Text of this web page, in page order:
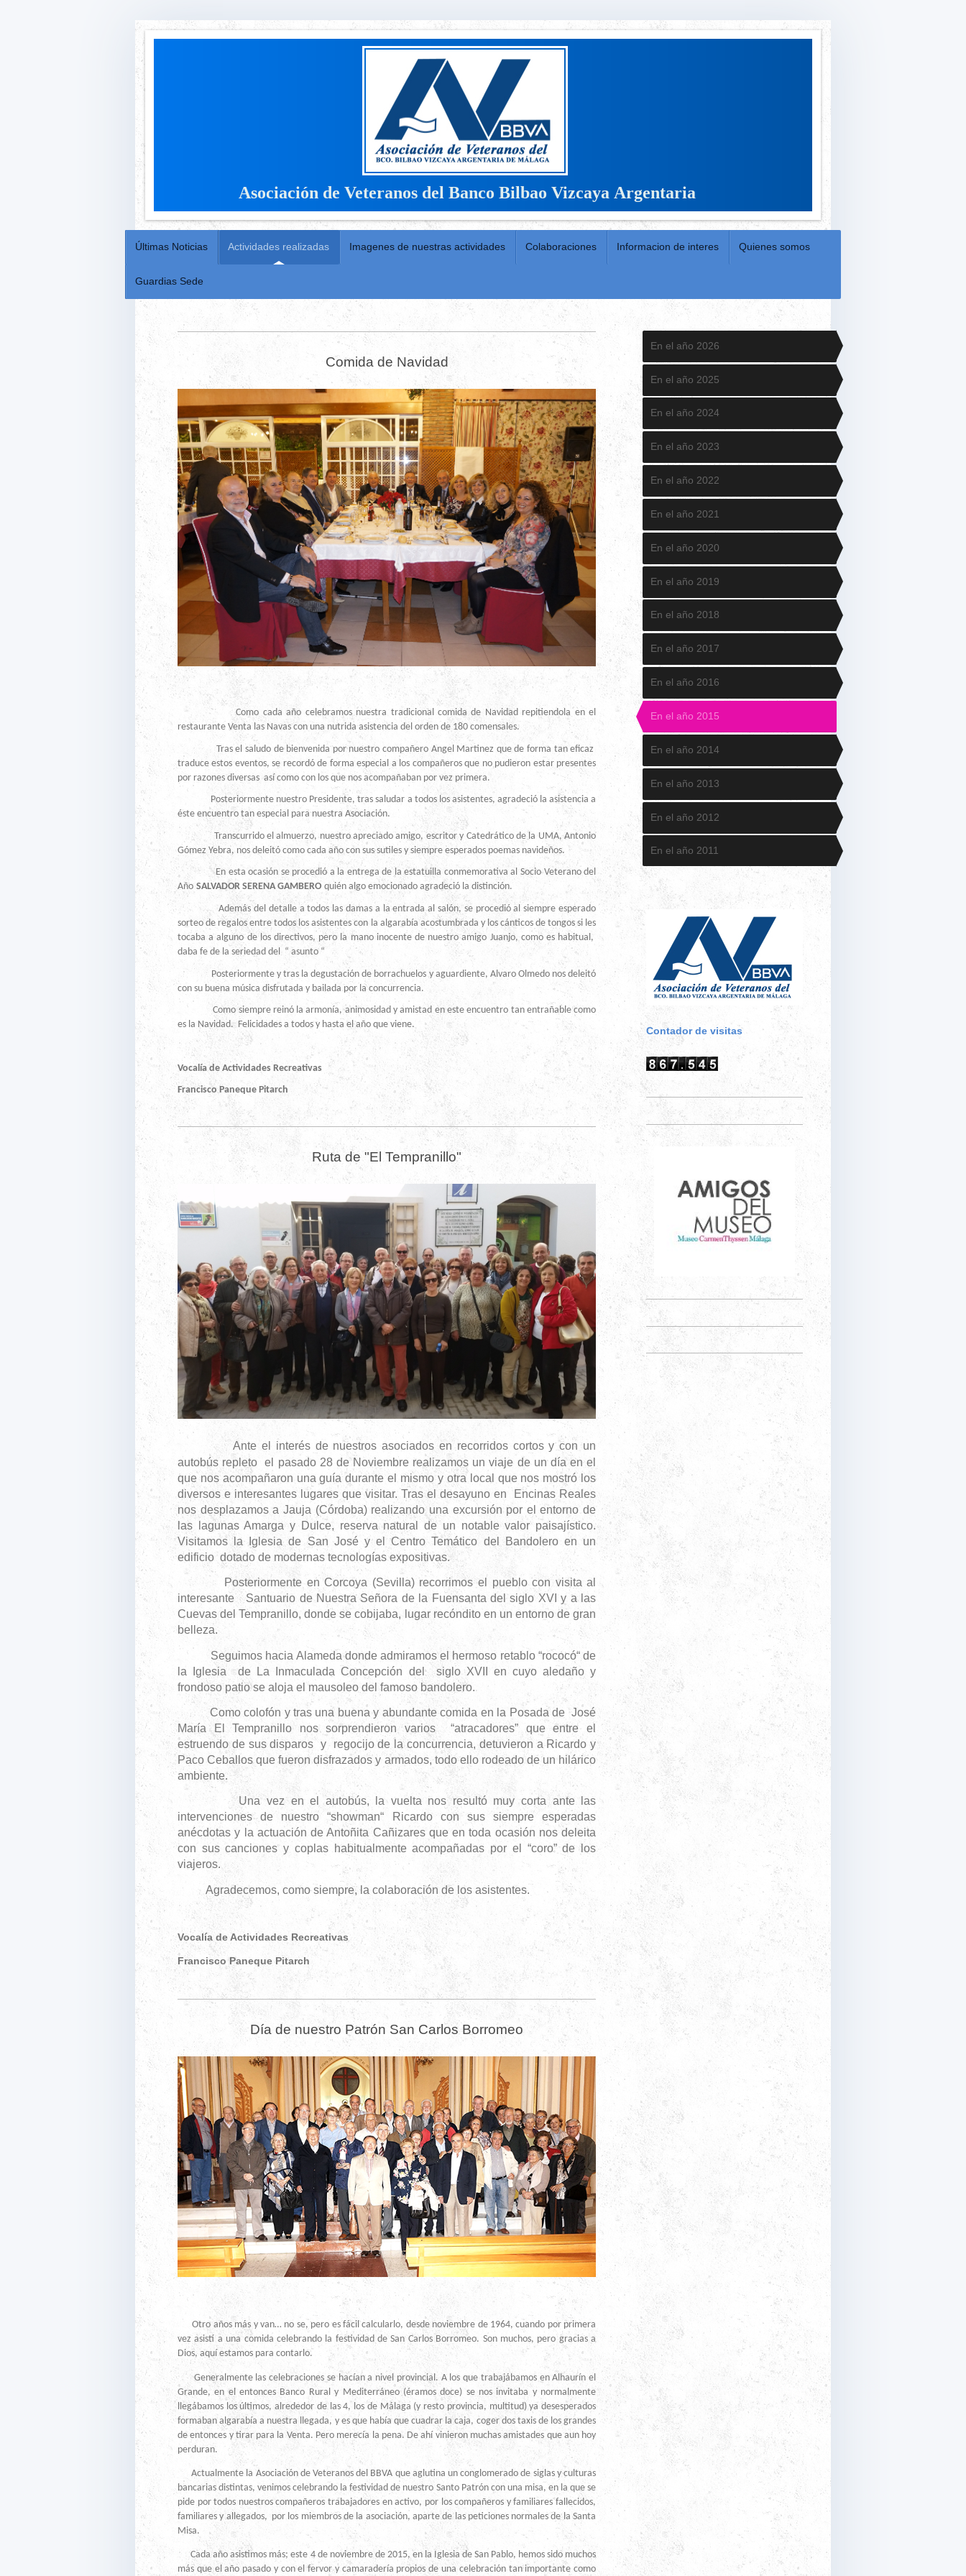
Asociación de Veteranos del Banco Bilbao Vizcaya Argentaria
Últimas Noticias Actividades realizadas Imagenes de nuestras actividades Colaboraciones Informacion de interes Quienes somos
Guardias Sede
Comida de Navidad
Como cada año celebramos nuestra tradicional comida de Navidad repitiendola en el
restaurante Venta las Navas con una nutrida asistencia del orden de 180 comensales.
Tras el saludo de bienvenida por nuestro compañero Angel Martinez que de forma tan eficaz
traduce estos eventos, se recordó de forma especial a los compañeros que no pudieron estar presentes
por razones diversas así como con los que nos acompañaban por vez primera.
Posteriormente nuestro Presidente, tras saludar a todos los asistentes, agradeció la asistencia a
éste encuentro tan especial para nuestra Asociación.
Transcurrido el almuerzo, nuestro apreciado amigo, escritor y Catedrático de la UMA, Antonio
Gómez Yebra, nos deleitó como cada año con sus sutiles y siempre esperados poemas navideños.
En esta ocasión se procedió a la entrega de la estatuilla conmemorativa al Socio Veterano del
Año SALVADOR SERENA GAMBERO quién algo emocionado agradeció la distinción.
Además del detalle a todos las damas a la entrada al salón, se procedió al siempre esperado
sorteo de regalos entre todos los asistentes con la algarabía acostumbrada y los cánticos de tongos si les
tocaba a alguno de los directivos, pero la mano inocente de nuestro amigo Juanjo, como es habitual,
daba fe de la seriedad del “ asunto “
Posteriormente y tras la degustación de borrachuelos y aguardiente, Alvaro Olmedo nos deleitó
con su buena música disfrutada y bailada por la concurrencia.
Como siempre reinó la armonía, animosidad y amistad en este encuentro tan entrañable como
es la Navidad. Felicidades a todos y hasta el año que viene.
Vocalía de Actividades Recreativas
Francisco Paneque Pitarch
Ruta de "El Tempranillo"
Ante el interés de nuestros asociados en recorridos cortos y con un
autobús repleto el pasado 28 de Noviembre realizamos un viaje de un día en el
que nos acompañaron una guía durante el mismo y otra local que nos mostró los
diversos e interesantes lugares que visitar. Tras el desayuno en Encinas Reales
nos desplazamos a Jauja (Córdoba) realizando una excursión por el entorno de
las lagunas Amarga y Dulce, reserva natural de un notable valor paisajístico.
Visitamos la Iglesia de San José y el Centro Temático del Bandolero en un
edificio dotado de modernas tecnologías expositivas.
Posteriormente en Corcoya (Sevilla) recorrimos el pueblo con visita al
interesante Santuario de Nuestra Señora de la Fuensanta del siglo XVI y a las
Cuevas del Tempranillo, donde se cobijaba, lugar recóndito en un entorno de gran
belleza.
Seguimos hacia Alameda donde admiramos el hermoso retablo “rococó“ de
la Iglesia de La Inmaculada Concepción del siglo XVII en cuyo aledaño y
frondoso patio se aloja el mausoleo del famoso bandolero.
Como colofón y tras una buena y abundante comida en la Posada de José
María El Tempranillo nos sorprendieron varios “atracadores” que entre el
estruendo de sus disparos y regocijo de la concurrencia, detuvieron a Ricardo y
Paco Ceballos que fueron disfrazados y armados, todo ello rodeado de un hilárico
ambiente.
Una vez en el autobús, la vuelta nos resultó muy corta ante las
intervenciones de nuestro “showman“ Ricardo con sus siempre esperadas
anécdotas y la actuación de Antoñita Cañizares que en toda ocasión nos deleita
con sus canciones y coplas habitualmente acompañadas por el “coro” de los
viajeros.
Agradecemos, como siempre, la colaboración de los asistentes.
Vocalía de Actividades Recreativas
Francisco Paneque Pitarch
Día de nuestro Patrón San Carlos Borromeo
Otro años más y van… no se, pero es fácil calcularlo, desde noviembre de 1964, cuando por primera
vez asistí a una comida celebrando la festividad de San Carlos Borromeo. Son muchos, pero gracias a
Dios, aquí estamos para contarlo.
Generalmente las celebraciones se hacían a nivel provincial. A los que trabajábamos en Alhaurín el
Grande, en el entonces Banco Rural y Mediterráneo (éramos doce) se nos invitaba y normalmente
llegábamos los últimos, alrededor de las 4, los de Málaga (y resto provincia, multitud) ya desesperados
formaban algarabía a nuestra llegada, y es que había que cuadrar la caja, coger dos taxis de los grandes
de entonces y tirar para la Venta. Pero merecía la pena. De ahí vinieron muchas amistades que aun hoy
perduran.
Actualmente la Asociación de Veteranos del BBVA que aglutina un conglomerado de siglas y culturas
bancarias distintas, venimos celebrando la festividad de nuestro Santo Patrón con una misa, en la que se
pide por todos nuestros compañeros trabajadores en activo, por los compañeros y familiares fallecidos,
familiares y allegados, por los miembros de la asociación, aparte de las peticiones normales de la Santa
Misa.
Cada año asistimos más; este 4 de noviembre de 2015, en la Iglesia de San Pablo, hemos sido muchos
más que el año pasado y con el fervor y camaradería propios de una celebración tan importante como
En el año 2026
En el año 2025
En el año 2024
En el año 2023
En el año 2022
En el año 2021
En el año 2020
En el año 2019
En el año 2018
En el año 2017
En el año 2016
En el año 2015
En el año 2014
En el año 2013
En el año 2012
En el año 2011
Contador de visitas